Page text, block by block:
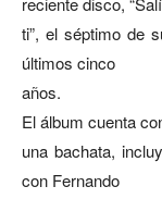
ti”, el séptimo de
últimos cinco
años.
El álbum cuenta
una bachata,
con Fernando